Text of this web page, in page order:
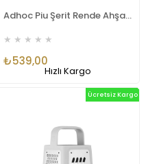
Adhoc Piu Şerit Rende Ahşap Standlı
★ ★ ★ ★ ★
₺539,00
Hızlı Kargo
Ücretsiz Kargo